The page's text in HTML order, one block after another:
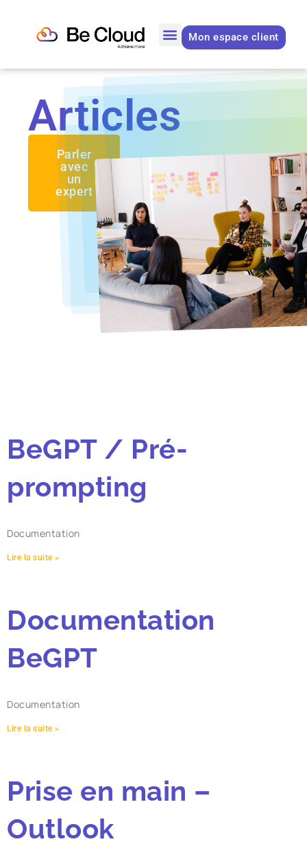
Mon espace client
Articles
Parler
avec
un
expert
BeGPT / Pré-
prompting
Documentation
Lire la suite »
Documentation
BeGPT
Documentation
Lire la suite »
Prise en main –
Outlook